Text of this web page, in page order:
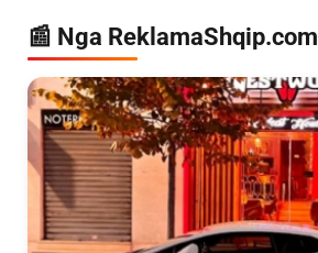
📰 Nga ReklamaShqip.com